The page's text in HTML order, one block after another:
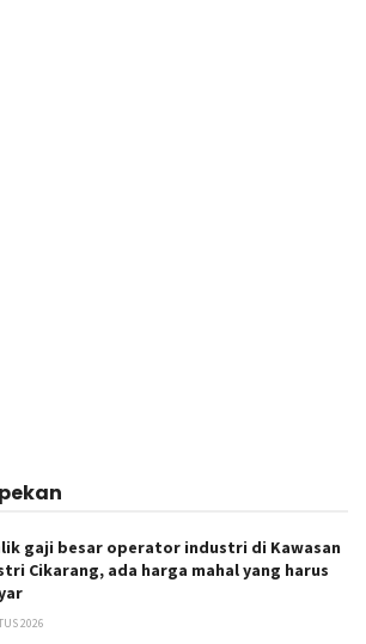
gaji besar operator industri di Kawasan
Cikarang, ada harga mahal yang harus
2026